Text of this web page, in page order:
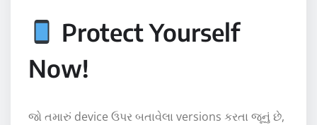
Protect Yourself
Now!
જો તમારું device ઉપર બતાવેલા versions કરતા જૂનું છે,